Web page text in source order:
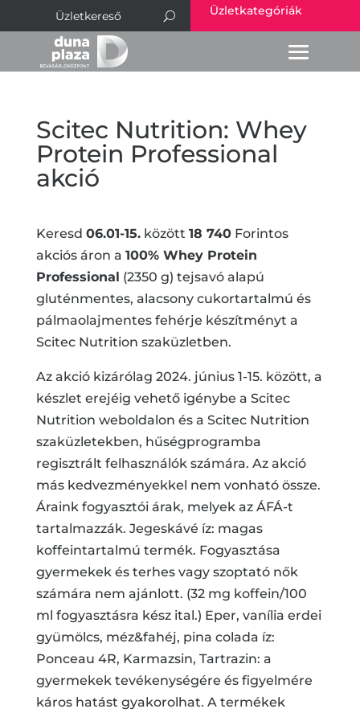
Üzletkategóriák
Scitec Nutrition: Whey
Protein Professional
akció
Keresd 06.01-15.között 18 740Forintos
akciós áron a 100% Whey Protein
Professional (2350 g) tejsavó alapú
gluténmentes, alacsony cukortartalmú és
pálmaolajmentes fehérje készítményt a
Scitec Nutrition szaküzletben.
Az akció kizárólag 2024. június 1-15. között, a
készlet erejéig vehető igénybe a Scitec
Nutrition weboldalon és a Scitec Nutrition
szaküzletekben, hűségprogramba
regisztrált felhasználók számára. Az akció
más kedvezményekkel nem vonható össze.
Áraink fogyasztói árak, melyek az ÁFÁ-t
tartalmazzák. Jegeskávé íz: magas
koffeintartalmú termék. Fogyasztása
gyermekek és terhes vagy szoptató nők
számára nem ajánlott. (32 mg koffein/100
ml fogyasztásra kész ital.) Eper, vanília erdei
gyümölcs, méz&fahéj, pina colada íz:
Ponceau 4R, Karmazsin, Tartrazin: a
gyermekek tevékenységére és figyelmére
káros hatást gyakorolhat. A termékek